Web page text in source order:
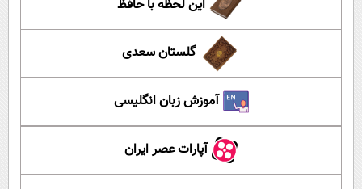
این لحظه با حافظ
گلستان سعدی
آموزش زبان انگلیسی
آپارات عصر ایران